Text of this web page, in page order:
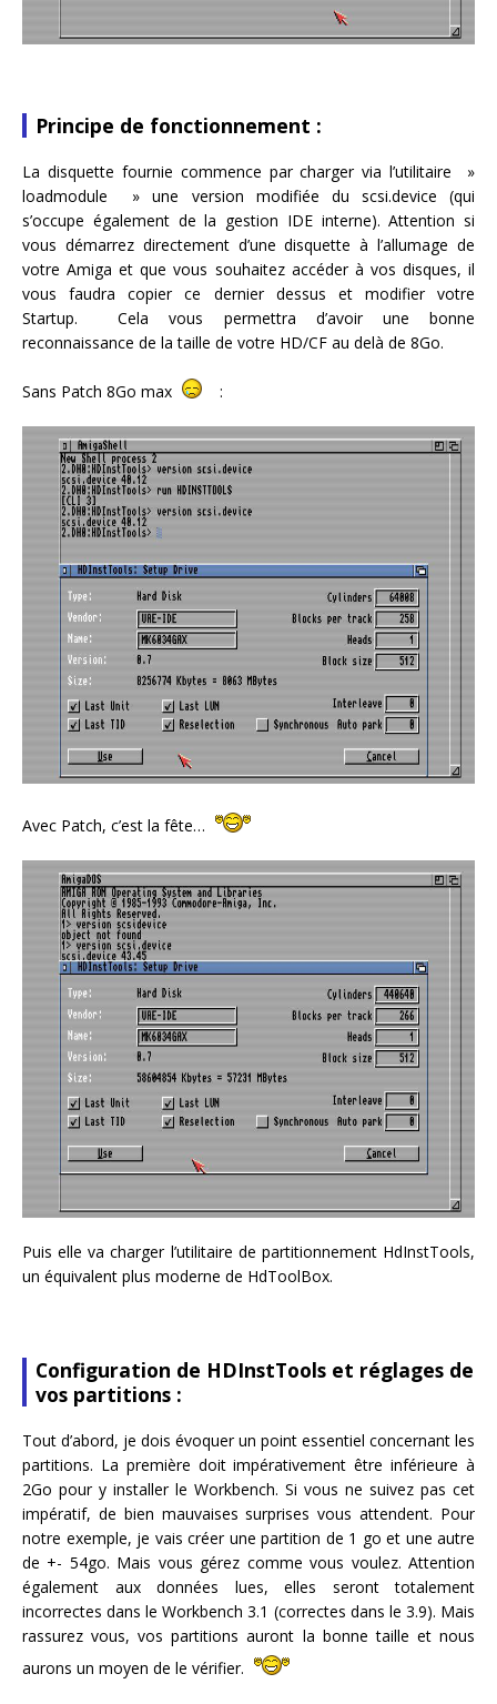
Principe de fonctionnement :
La disquette fournie commence par charger via l’utilitaire »
loadmodule » une version modifiée du scsi.device (qui
s’occupe également de la gestion IDE interne). Attention si
vous démarrez directement d’une disquette à l’allumage de
votre Amiga et que vous souhaitez accéder à vos disques, il
vous faudra copier ce dernier dessus et modifier votre
Startup. Cela vous permettra d’avoir une bonne
reconnaissance de la taille de votre HD/CF au delà de 8Go.
Sans Patch 8Go max :
Avec Patch, c’est la fête…
Puis elle va charger l’utilitaire de partitionnement HdInstTools,
un équivalent plus moderne de HdToolBox.
Configuration de HDInstTools et réglages de
vos partitions :
Tout d’abord, je dois évoquer un point essentiel concernant les
partitions. La première doit impérativement être inférieure à
2Go pour y installer le Workbench. Si vous ne suivez pas cet
impératif, de bien mauvaises surprises vous attendent. Pour
notre exemple, je vais créer une partition de 1 go et une autre
de +- 54go. Mais vous gérez comme vous voulez. Attention
également aux données lues, elles seront totalement
incorrectes dans le Workbench 3.1 (correctes dans le 3.9). Mais
rassurez vous, vos partitions auront la bonne taille et nous
aurons un moyen de le vérifier.